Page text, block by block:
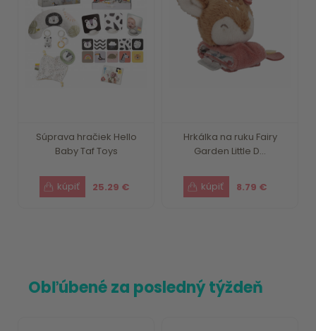
Súprava hračiek Hello
Baby Taf Toys
25.29 €
Hrkálka na ruku Fairy
Garden Little D...
8.79 €
Obľúbené za posledný týždeň